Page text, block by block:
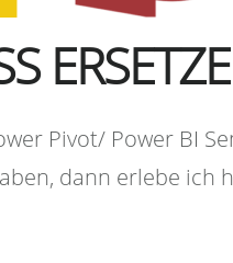
Pivot/ Power BI
dann erlebe ich